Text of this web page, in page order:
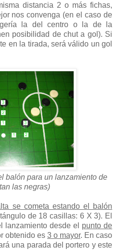
distancia 2 o más fichas,
nos convenga (en el caso de
la del centro o la de la
posibilidad de chut a gol). Si
en la tirada, será válido un gol
balón para un lanzamiento de
las negras)
se cometa estando el balón
de 18 casillas: 6 X 3). El
lanzamiento desde el punto de
obtenido es 3 o mayor. En caso
una parada del portero y este